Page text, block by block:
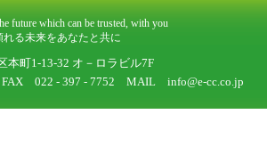
future which can be trusted, with you
れる未来をあなたと共に
本町1-13-32 オ－ロラビル7F
022 - 397 - 7752 MAIL info@e-cc.co.jp